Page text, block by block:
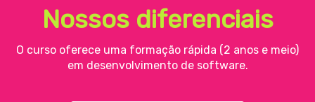
Nossos diferenciais
O curso oferece uma formação rápida (2 anos e meio)
em desenvolvimento de software.